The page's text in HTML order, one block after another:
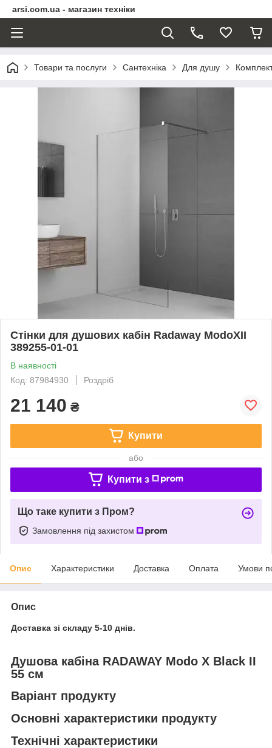
arsi.com.ua - магазин техніки
Товари та послуги Сантехніка Для душу
Стінки для душових кабін Radaway ModoXII
389255-01-01
В наявності
Код: 87984930
Роздріб
21 140 ₴
Купити
або
Купити з
Що таке купити з Пром?
Замовлення під захистом
Опис Характеристики Доставка Оплата Умови
Опис
Доставка зі складу 5-10 днів.
Душова кабіна RADAWAY Modo X Black II
55 см
Варіант продукту
Основні характеристики продукту
Технічні характеристики